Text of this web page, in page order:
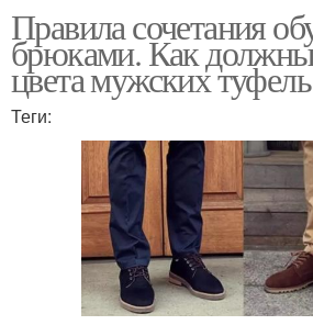
Правила сочетания
брюками. Как должны
цвета мужских
Теги: